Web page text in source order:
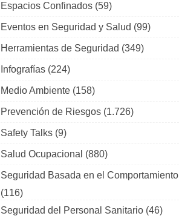
Espacios Confinados (59)
Eventos en Seguridad y Salud (99)
Herramientas de Seguridad (349)
Infografías (224)
Medio Ambiente (158)
Prevención de Riesgos (1.726)
Safety Talks (9)
Salud Ocupacional (880)
Seguridad Basada en el Comportamiento
(116)
Seguridad del Personal Sanitario (46)